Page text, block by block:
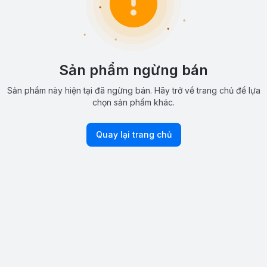
Sản phẩm ngừng bán
Sản phẩm này hiện tại đã ngừng bán. Hãy trở về trang chủ để lựa
chọn sản phẩm khác.
Quay lại trang chủ